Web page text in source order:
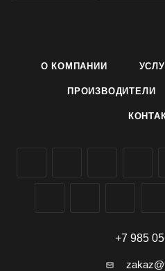
О КОМПАНИИ
ПРОИЗВОДИТЕЛИ
+7 985